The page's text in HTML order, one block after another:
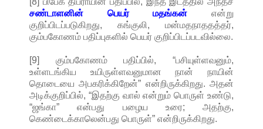
சண்டாளனின் பெயர் மதங்கன் என்று
குறிப்பிடப்படுகிறது, கங்குலி, மன்மதநாததத்தர்,
கும்பகோணம் பதிப்புகளில் பெயர் குறிப்பிடப்படவில்லை.
[9] கும்பகோணம் பதிப்பில், “பசியுள்ளவனும்,
உள்ளடங்கிய உயிருள்ளவனுமான நான் நாயின்
தொடையை அபகரிக்கிறேன்” என்றிருக்கிறது. அதன்
அடிக்குறிப்பில், “இதற்கு வால் என்றும் பொருள் உண்டு,
“ஜங்கா” என்பது பழைய உரை; அதற்கு,
கெண்டைக்காலென்பது பொருள்” என்றிருக்கிறது.